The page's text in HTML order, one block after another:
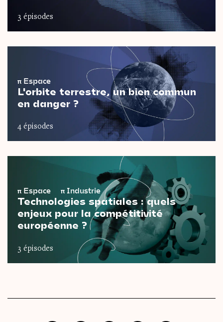
3 épisodes
π Espace
L'orbite terrestre, un bien commun
en danger ?
4 épisodes
π Espace π Industrie
Technologies spatiales : quels
enjeux pour la compétitivité
européenne ?
3 épisodes